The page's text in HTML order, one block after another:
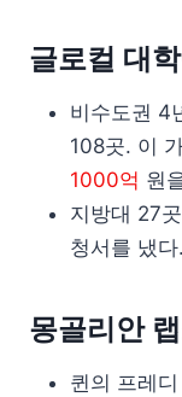
글로컬 대
비수도권 4
108곳. 이
1000억 원
지방대 27
청서를 냈다.
몽골리안
퀸의 프레